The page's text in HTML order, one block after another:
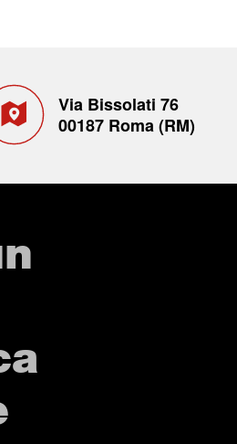
Via Bissolati 76
00187 Roma (RM)